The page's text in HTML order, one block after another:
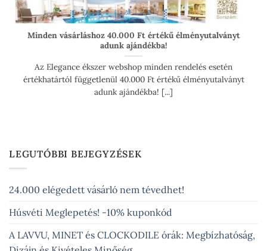
Minden vásárláshoz 40.000 Ft értékű élményutalványt
adunk ajándékba!
Az Elegance ékszer webshop minden rendelés esetén
értékhatártól függetlenül 40.000 Ft értékű élményutalványt
adunk ajándékba! [...]
LEGUTÓBBI BEJEGYZÉSEK
24.000 elégedett vásárló nem tévedhet!
Húsvéti Meglepetés! -10% kuponkód
A LAVVU, MINET és CLOCKODILE órák: Megbízhatóság,